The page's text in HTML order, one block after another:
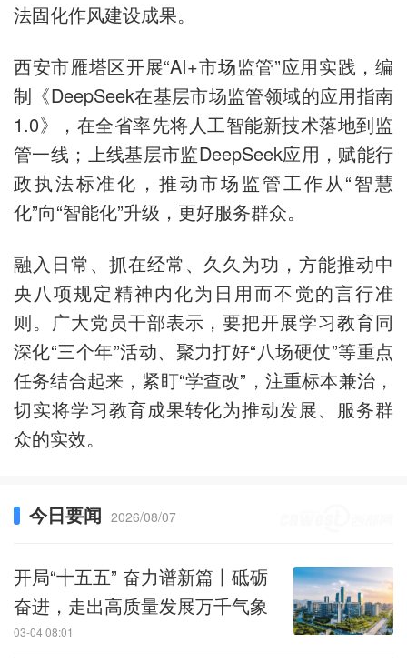
法固化作风建设成果。
西安市雁塔区开展“AI+市场监管”应用实践，编
制《DeepSeek在基层市场监管领域的应用指南
1.0》，在全省率先将人工智能新技术落地到监
管一线；上线基层市监DeepSeek应用，赋能行
政执法标准化，推动市场监管工作从“智慧
化”向“智能化”升级，更好服务群众。
融入日常、抓在经常、久久为功，方能推动中
央八项规定精神内化为日用而不觉的言行准
则。广大党员干部表示，要把开展学习教育同
深化“三个年”活动、聚力打好“八场硬仗”等重点
任务结合起来，紧盯“学查改”，注重标本兼治，
切实将学习教育成果转化为推动发展、服务群
众的实效。
今日要闻 2026/08/07
开局“十五五” 奋力谱新篇丨砥砺
奋进，走出高质量发展万千气象
03-04 08:01